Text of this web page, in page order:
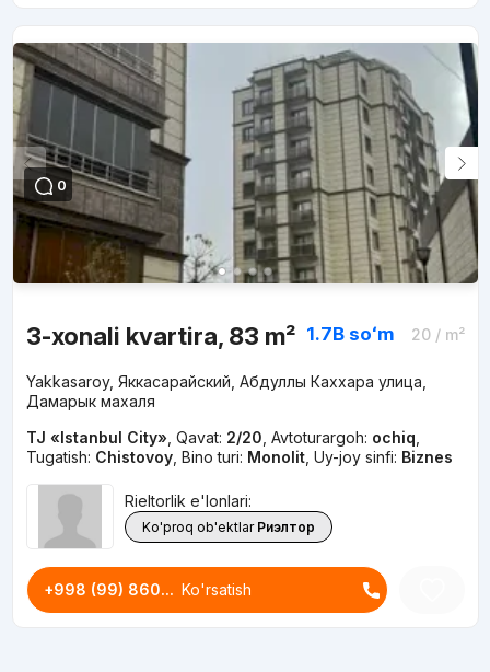
0
3-xonali kvartira, 83 m² 1.7B soʻm 20/ m²
Yakkasaroy, Яккасарайский, Абдуллы Каххара улица,
Дамарык махаля
TJ «Istanbul City» Qavat: 2/20 Avtoturargoh: ochiq
Tugatish: Chistovoy, Bino turi: Monolit, Uy-joy sinfi: Biznes
Rieltorlik e'lonlari:
Ko'proq ob'ektlar Риэлтор
+998 (99) 860... Ko'rsatish